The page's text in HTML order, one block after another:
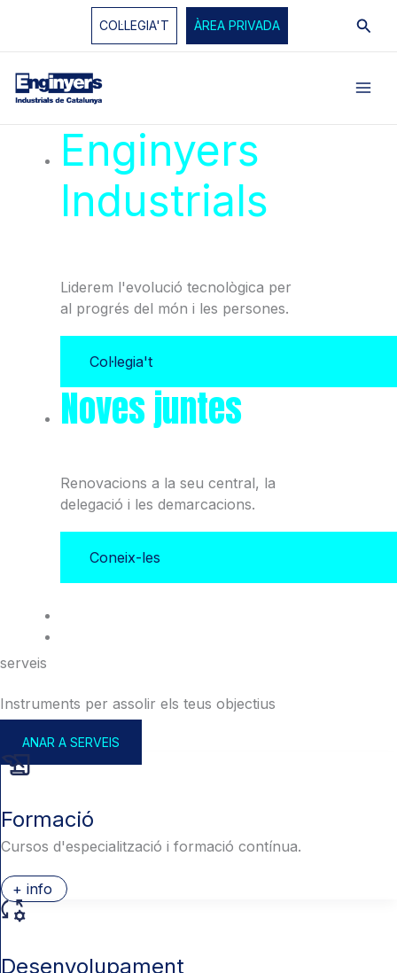
COL·LEGIA'T ÀREA PRIVADA
Enginyers
Industrials
Liderem l'evolució tecnològica per
al progrés del món i les persones.
Col·legia't
Noves juntes
Renovacions a la seu central, la
delegació i les demarcacions.
Coneix-les
serveis
Instruments per assolir els teus objectius
ANAR A SERVEIS
Formació
Cursos d'especialització i formació contínua.
+ info
Desenvolupament